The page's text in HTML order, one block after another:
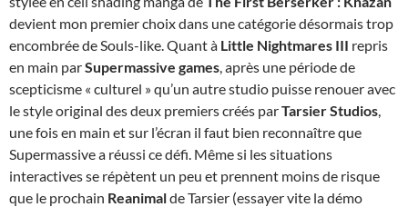
devient mon premier choix dans une catégorie désormais trop
encombrée de Souls-like. Quant à Little Nightmares III repris
en main parSupermassive games, après une période de
scepticisme « culturel » qu’un autre studio puisse renouer avec
le style original des deux premiers créés parTarsier Studios,
une fois en main et sur l’écran il faut bien reconnaître que
Supermassive a réussi ce défi. Même si les situations
interactives se répètent un peu et prennent moins de risque
que le prochain Reanimalde Tarsier (essayer vite la démo